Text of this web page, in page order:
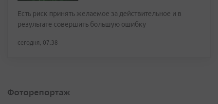
Есть риск принять желаемое за действительное и в
результате совершить большую ошибку
сегодня, 07:38
Фоторепортаж